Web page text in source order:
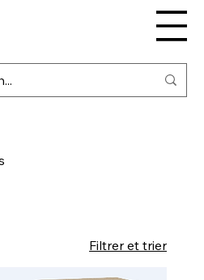
Filtrer et trier